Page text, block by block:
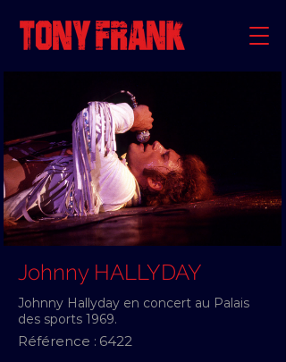
Johnny HALLYDAY
Johnny Hallyday en concert au Palais
des sports 1969.
Référence : 6422